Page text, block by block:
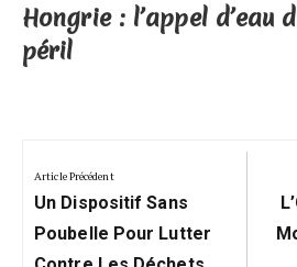
Hongrie : l’appel d’eau
péril
de
l’article
Article Précédent
Previous
Post:
Un Dispositif Sans
Poubelle Pour Lutter